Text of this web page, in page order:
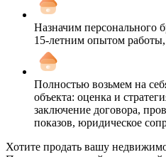
Назначим персонального
15-летним опытом работы,
Полностью возьмем на
объекта: оценка и
заключение договора,
показов, юридическое
Хотите продать вашу